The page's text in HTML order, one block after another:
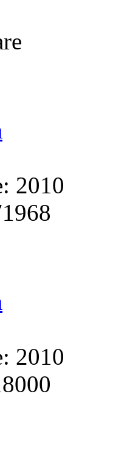
2010
2010